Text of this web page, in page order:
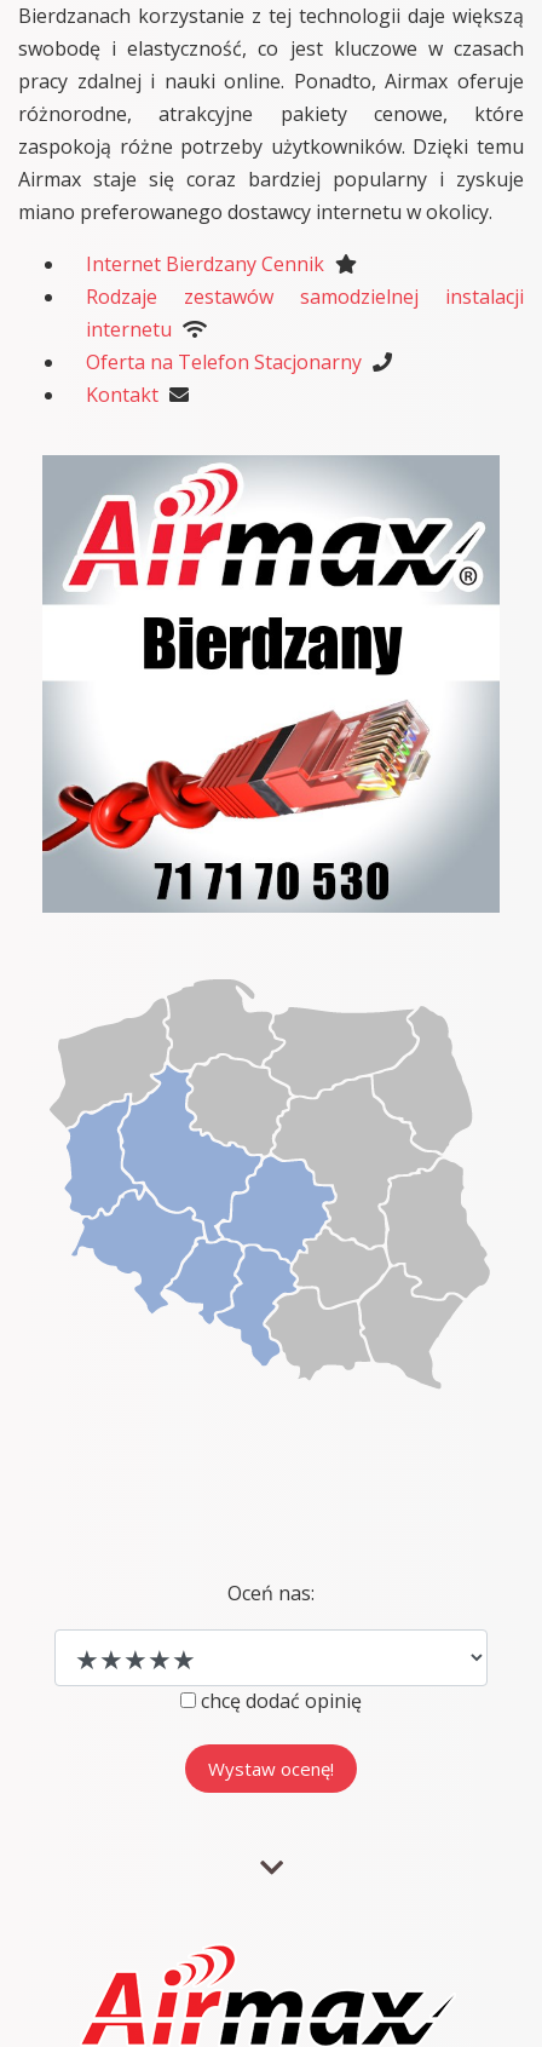
Bierdzanach korzystanie z tej technologii daje większą
swobodę i elastyczność, co jest kluczowe w czasach
pracy zdalnej i nauki online. Ponadto, Airmax oferuje
różnorodne, atrakcyjne pakiety cenowe, które
zaspokoją różne potrzeby użytkowników. Dzięki temu
Airmax staje się coraz bardziej popularny i zyskuje
miano preferowanego dostawcy internetu w okolicy.
Internet Bierdzany Cennik
Rodzaje zestawów samodzielnej instalacji
internetu
Oferta na Telefon Stacjonarny
Kontakt
Oceń nas:
chcę dodać opinię